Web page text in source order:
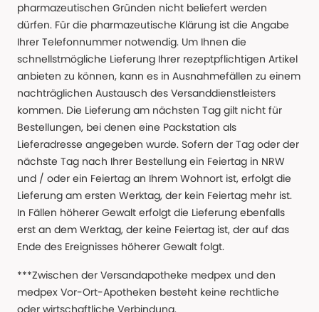
pharmazeutischen Gründen nicht beliefert werden
dürfen. Für die pharmazeutische Klärung ist die Angabe
Ihrer Telefonnummer notwendig. Um Ihnen die
schnellstmögliche Lieferung Ihrer rezeptpflichtigen Artikel
anbieten zu können, kann es in Ausnahmefällen zu einem
nachträglichen Austausch des Versanddienstleisters
kommen. Die Lieferung am nächsten Tag gilt nicht für
Bestellungen, bei denen eine Packstation als
Lieferadresse angegeben wurde. Sofern der Tag oder der
nächste Tag nach Ihrer Bestellung ein Feiertag in NRW
und / oder ein Feiertag an Ihrem Wohnort ist, erfolgt die
Lieferung am ersten Werktag, der kein Feiertag mehr ist.
In Fällen höherer Gewalt erfolgt die Lieferung ebenfalls
erst an dem Werktag, der keine Feiertag ist, der auf das
Ende des Ereignisses höherer Gewalt folgt.
***Zwischen der Versandapotheke medpex und den
medpex Vor-Ort-Apotheken besteht keine rechtliche